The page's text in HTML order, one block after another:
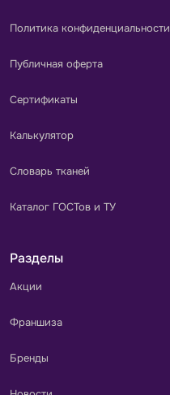
Политика конфиденциальности
Публичная оферта
Сертификаты
Калькулятор
Словарь тканей
Каталог ГОСТов и ТУ
Разделы
Акции
Франшиза
Бренды